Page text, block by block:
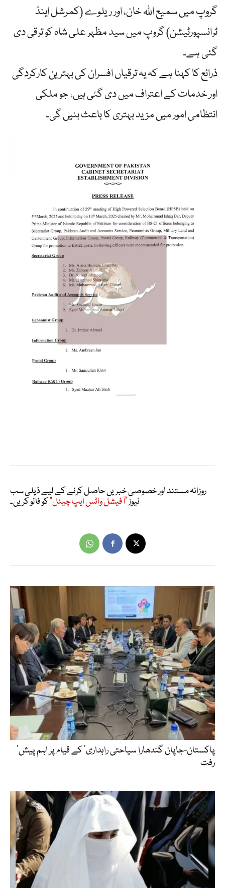
گروپ میں سمیع اللہ خان، اور ریلوے (کمرشل اینڈ
ٹرانسپورٹیشن) گروپ میں سید مظہر علی شاہ کو ترقی دی
گئی ہے۔
ذرائع کا کہنا ہے کہ یہ ترقیاں افسران کی بہترین کارکردگی
اور خدمات کے اعتراف میں دی گئی ہیں، جو ملکی
انتظامی امور میں مزید بہتری کا باعث بنیں گی۔
روزانہ مستند اور خصوصی خبریں حاصل کرنے کے لیے ڈیلی سب
نیوز"آفیشل واٹس ایپ چینل"کو فالو کریں۔
‘پاکستان-جاپان گندھارا سیاحتی راہداری’ کے قیام پر اہم پیش
رفت